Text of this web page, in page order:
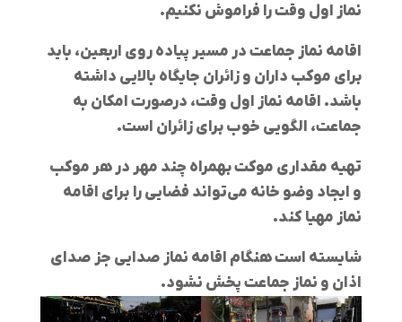
نماز اول وقت را فراموش نکنیم.
اقامه نماز جماعت در مسیر پیاده روی اربعین، باید
برای موکب داران و زائران جایگاه بالایی داشته
باشد. اقامه نماز اول وقت، درصورت امکان به
جماعت، الگویی خوب برای زائران است.
تهیه مقداری موکت بهمراه چند مهر در هر موکب
و ایجاد وضو خانه می‌تواند فضایی را برای اقامه
نماز مهیا کند.
شایسته است هنگام اقامه نماز صدایی جز صدای
اذان و نماز جماعت پخش نشود.